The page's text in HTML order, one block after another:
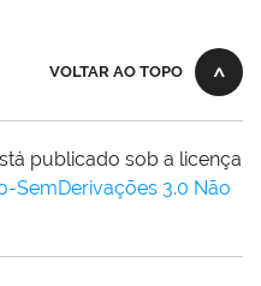
VOLTAR AO TOPO
publicado sob a licença
SemDerivações 3.0 Não